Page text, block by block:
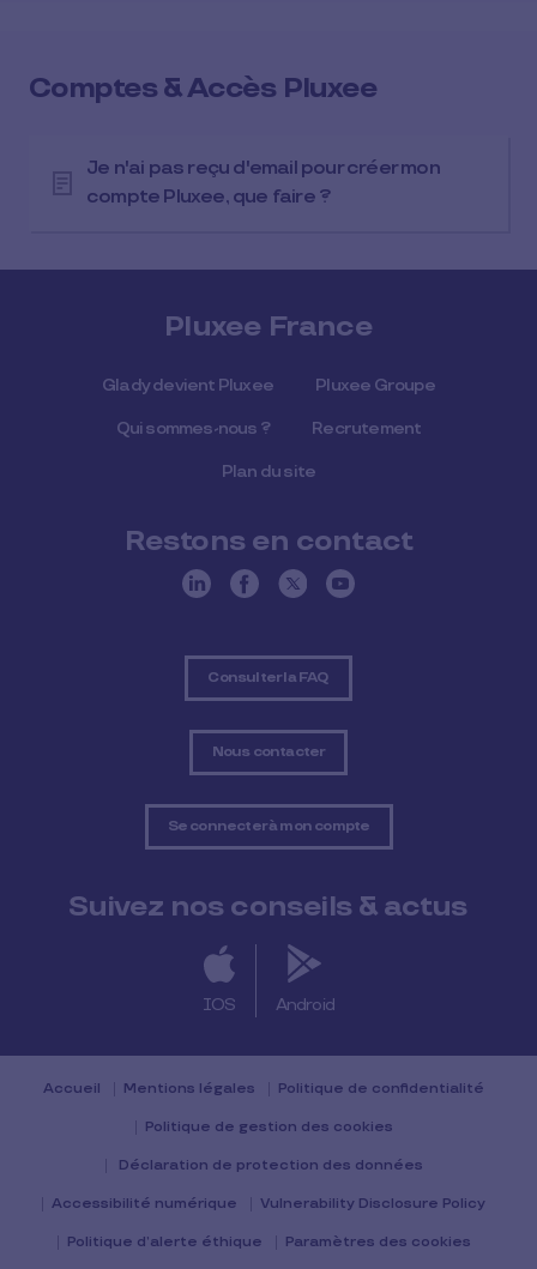
Comptes & Accès Pluxee
Je n'ai pas reçu d'email pour créer mon
compte Pluxee, que faire ?
Pluxee France
Glady devient Pluxee Pluxee Groupe
Qui sommes-nous ? Recrutement
Plan du site
Restons en contact
Consulter la FAQ
Nous contacter
Se connecter à mon compte
Suivez nos conseils & actus
IOS Android
Accueil Mentions légales Politique de confidentialité
Politique de gestion des cookies
Déclaration de protection des données
Accessibilité numérique Vulnerability Disclosure Policy
Politique d’alerte éthique Paramètres des cookies